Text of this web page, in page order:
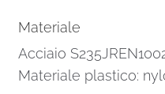
Materiale
Acciaio
Materiale plastico: